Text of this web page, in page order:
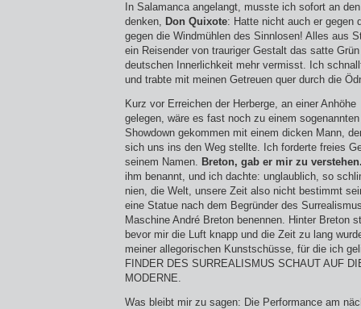
In Salamanca angelangt, musste ich sofort an
denken, Don Quixote: Hatte nicht auch er gegen
gegen die Windmühlen des Sinnlosen! Alles aus
ein Reisender von trauriger Gestalt das satte
deutschen Innerlichkeit mehr vermisst. Ich
und trabte mit meinen Getreuen quer durch die
Kurz vor Erreichen der Herberge, an einer Anhöhe
gelegen, wäre es fast noch zu einem sogenann­ten
Showdown gekommen mit einem dicken Mann,
sich uns ins den Weg stellte. Ich for­derte freies
seinem Namen. Breton, gab er mir zu
ihm benannt, und ich dach­te: unglaublich, so
nien, die Welt, unsere Zeit also nicht bestimmt
eine Statue nach dem Begründer des
Maschine André Breton benennen. Hinter Breton
bevor mir die Luft knapp und die Zeit zu lang
mei­ner allegorischen Kunstschüsse, für die ich
FINDER DES SURREALISMUS SCHAUT AUF
MODERNE.
Was bleibt mir zu sagen: Die Performance am